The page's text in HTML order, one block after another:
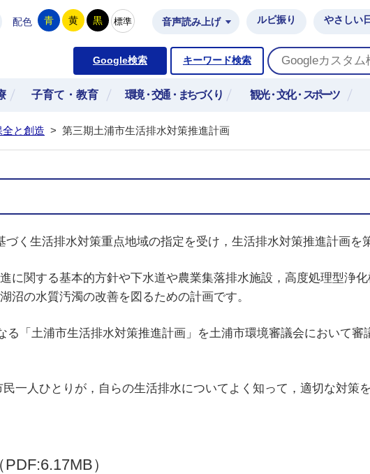
ームページ
配色 青 黄 黒 標準 音声読み上げ ルビ振り やさしい
Google検索 キーワード検索
子育て・教育 環境・交通・まちづくり 観光・文化・スポーツ
と創造 > 第三期土浦市生活排水対策推進計画
く生活排水対策重点地域の指定を受け，生活排水対策推進計画を
関する基本的方針や下水道や農業集落排水施設，高度処理型浄
沼の水質汚濁の改善を図るための計画です。
「土浦市生活排水対策推進計画」を土浦市環境審議会において審
一人ひとりが，自らの生活排水についてよく知って，適切な対策を
PDF:6.17MB）